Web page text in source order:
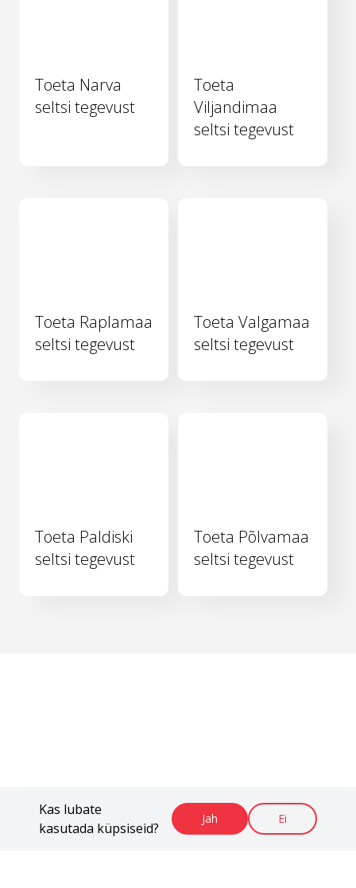
Kas lubate
kasutada küpsiseid?
Jah Ei
Toeta Narva
seltsi tegevust
Toeta
Viljandimaa
seltsi tegevust
Toeta Raplamaa
seltsi tegevust
Toeta Valgamaa
seltsi tegevust
Toeta Paldiski
seltsi tegevust
Toeta Põlvamaa
seltsi tegevust